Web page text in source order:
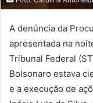
A denúncia da
apresentada na
Tribunal Federal
Bolsonaro estava
e a execução de